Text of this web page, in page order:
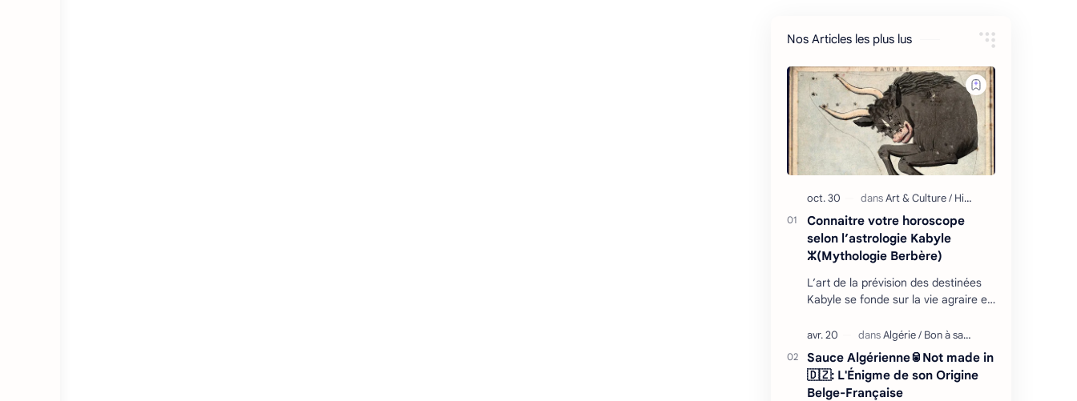
Nos Articles les plus lus
Connaitre votre horoscope
selon l’astrologie Kabyle
ⵣ(Mythologie Berbère)
L’art de la prévision des destinées
Kabyle se fonde sur la vie agraire et
avec son environnement : retour
cycliq…
Sauce Algérienne🥫Not made in
🇩🇿: L'Énigme de son Origine
Belge-Française